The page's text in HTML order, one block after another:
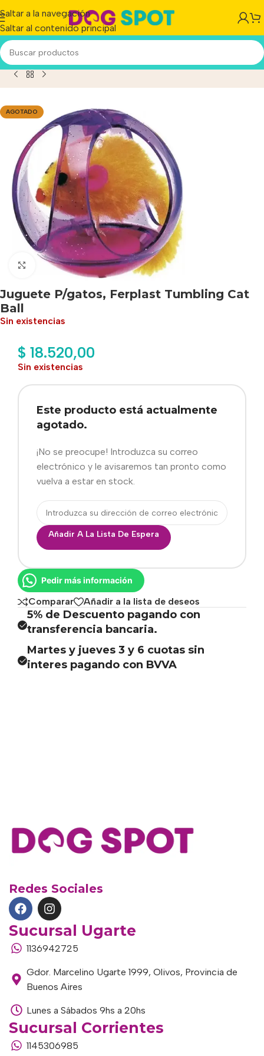
Saltar a la navegación
Saltar al contenido principal
/Producto/Juguete P/gatos, Ferplast Tumbling Cat Ball
AGOTADO
Haga clic para ampliar
Juguete P/gatos, Ferplast Tumbling Cat
Ball
Sin existencias
$ 18.520,00
Sin existencias
Este producto está actualmente
agotado.
¡No se preocupe! Introduzca su correo
electrónico y le avisaremos tan pronto como
vuelva a estar en stock.
Añadir A La Lista De Espera
Pedir más información
Comparar Añadir a la lista de deseos
5% de Descuento pagando con
transferencia bancaria.
Martes y jueves 3 y 6 cuotas sin
interes pagando con BVVA
Redes Sociales
Sucursal Ugarte
1136942725
Gdor. Marcelino Ugarte 1999, Olivos, Provincia de
Buenos Aires
Lunes a Sábados 9hs a 20hs
Sucursal Corrientes
1145306985